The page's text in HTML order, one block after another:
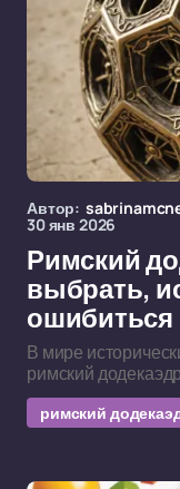
Автор:
30 янв 2026
Римский
выбрать,
ошибиться
В мире
римский
римский